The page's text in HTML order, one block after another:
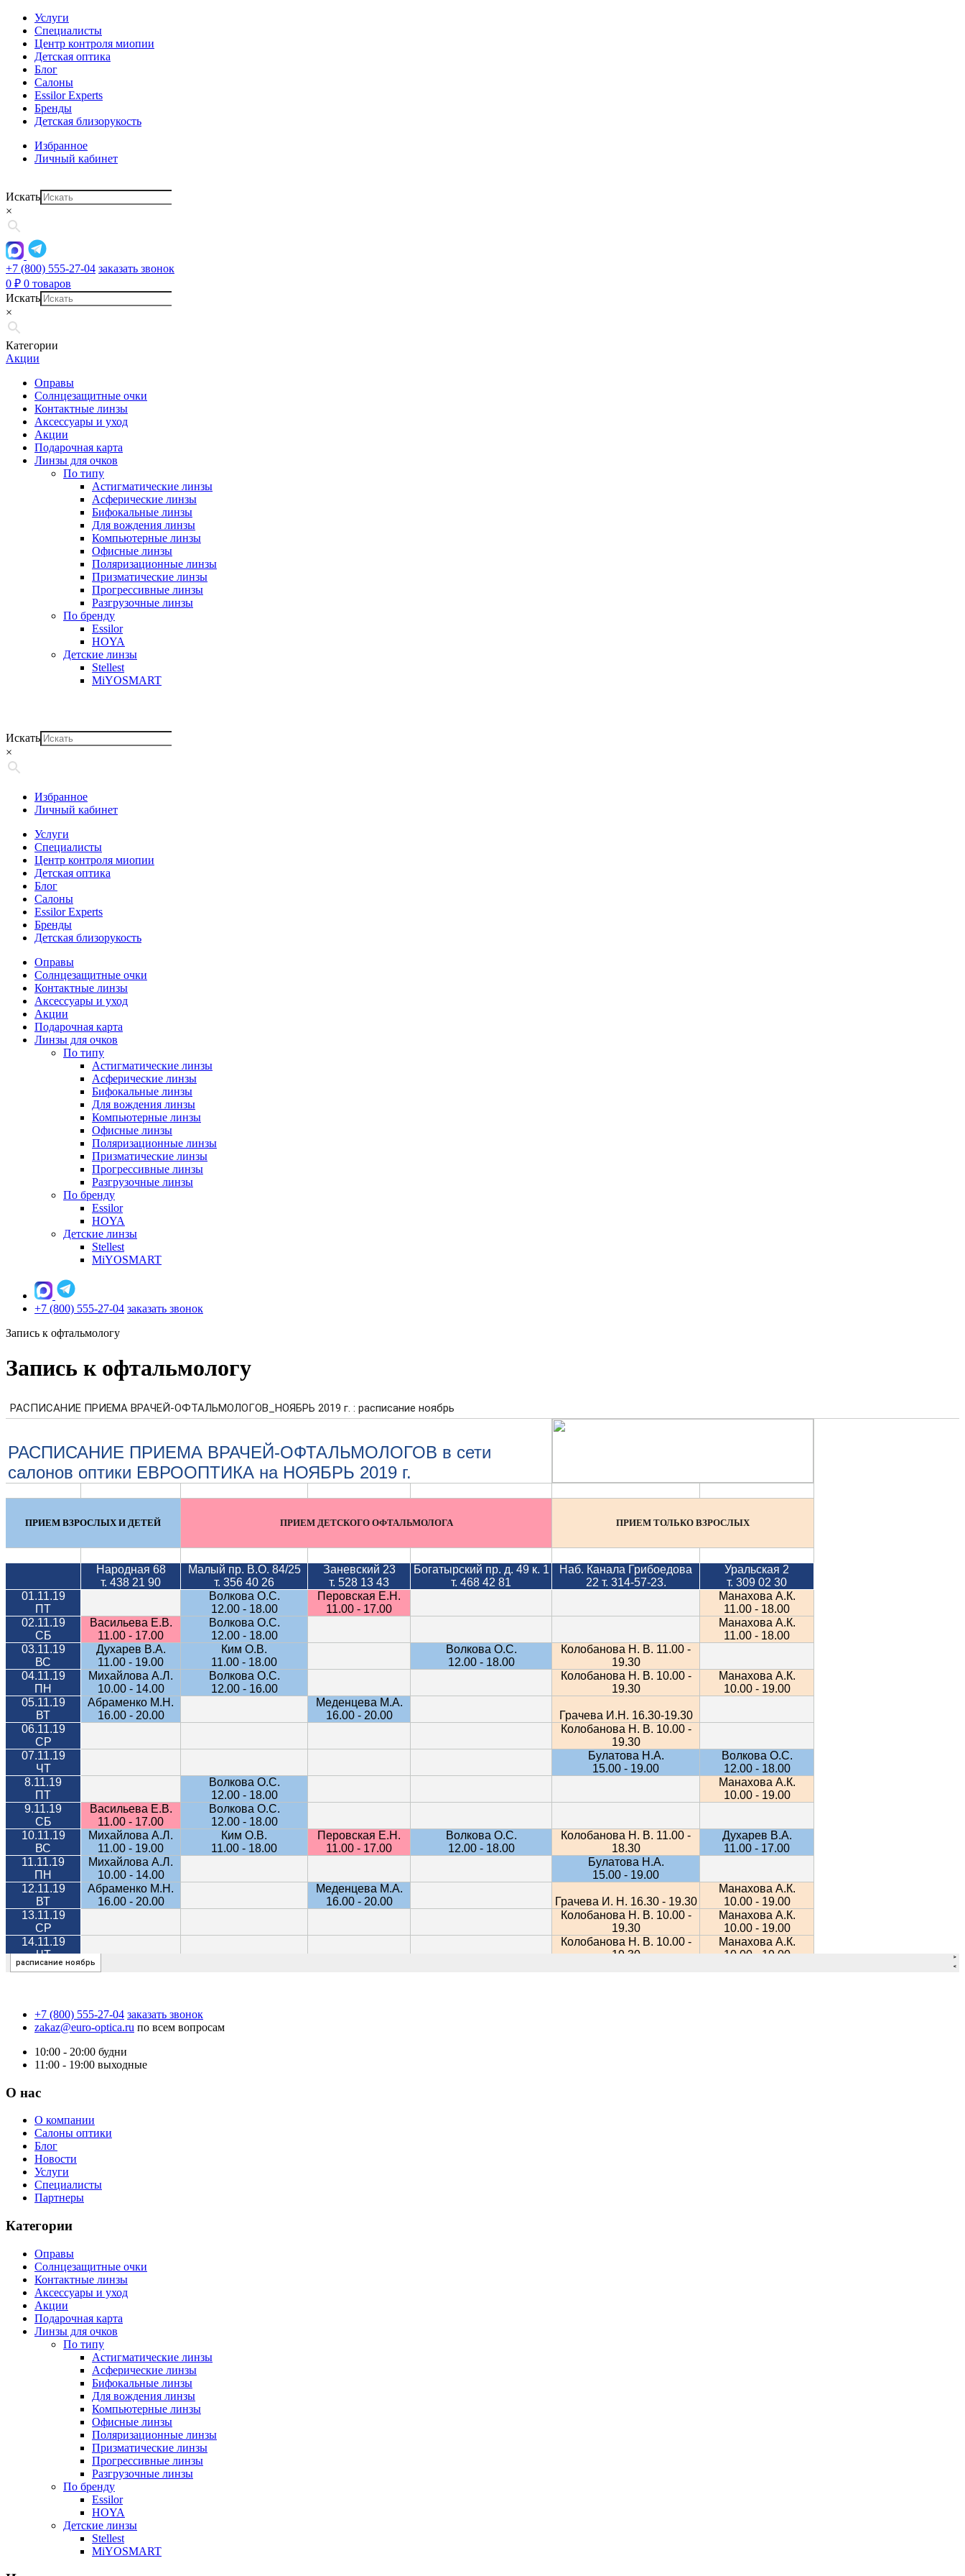
Услуги
Специалисты
Центр контроля миопии
Детская оптика
Блог
Салоны
Essilor Experts
Бренды
Детская близорукость
Избранное
Личный кабинет
Искать
×
+7 (800) 555-27-04 заказать звонок
0 ₽ 0 товаров
Искать
×
Категории
Акции
Оправы
Солнцезащитные очки
Контактные линзы
Аксессуары и уход
Акции
Подарочная карта
Линзы для очков
По типу
Астигматические линзы
Асферические линзы
Бифокальные линзы
Для вождения линзы
Компьютерные линзы
Офисные линзы
Поляризационные линзы
Призматические линзы
Прогрессивные линзы
Разгрузочные линзы
По бренду
Essilor
HOYA
Детские линзы
Stellest
MiYOSMART
Искать
×
Избранное
Личный кабинет
Услуги
Специалисты
Центр контроля миопии
Детская оптика
Блог
Салоны
Essilor Experts
Бренды
Детская близорукость
Оправы
Солнцезащитные очки
Контактные линзы
Аксессуары и уход
Акции
Подарочная карта
Линзы для очков
По типу
Астигматические линзы
Асферические линзы
Бифокальные линзы
Для вождения линзы
Компьютерные линзы
Офисные линзы
Поляризационные линзы
Призматические линзы
Прогрессивные линзы
Разгрузочные линзы
По бренду
Essilor
HOYA
Детские линзы
Stellest
MiYOSMART
+7 (800) 555-27-04 заказать звонок
Запись к офтальмологу
Запись к офтальмологу
+7 (800) 555-27-04 заказать звонок
zakaz@euro-optica.ru по всем вопросам
10:00 - 20:00 будни
11:00 - 19:00 выходные
О нас
О компании
Салоны оптики
Блог
Новости
Услуги
Специалисты
Партнеры
Категории
Оправы
Солнцезащитные очки
Контактные линзы
Аксессуары и уход
Акции
Подарочная карта
Линзы для очков
По типу
Астигматические линзы
Асферические линзы
Бифокальные линзы
Для вождения линзы
Компьютерные линзы
Офисные линзы
Поляризационные линзы
Призматические линзы
Прогрессивные линзы
Разгрузочные линзы
По бренду
Essilor
HOYA
Детские линзы
Stellest
MiYOSMART